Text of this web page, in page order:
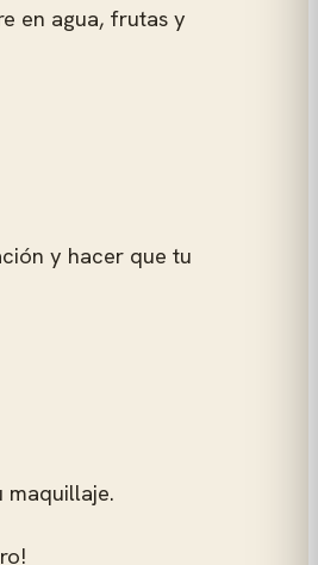
en agua, frutas y
y hacer que tu
maquillaje.